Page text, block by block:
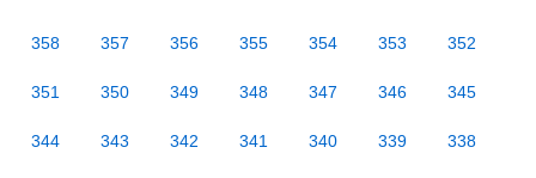
358 357 356 355 354 353 352
351 350 349 348 347 346 345
344 343 342 341 340 339 338